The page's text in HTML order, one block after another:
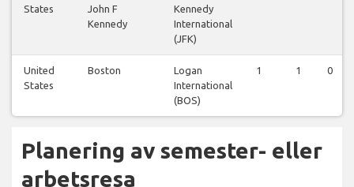
States
John F
Kennedy
Kennedy
International
(JFK)
United
States
Boston
Logan
International
(BOS)
1 1 0
Planering av semester- eller
arbetsresa